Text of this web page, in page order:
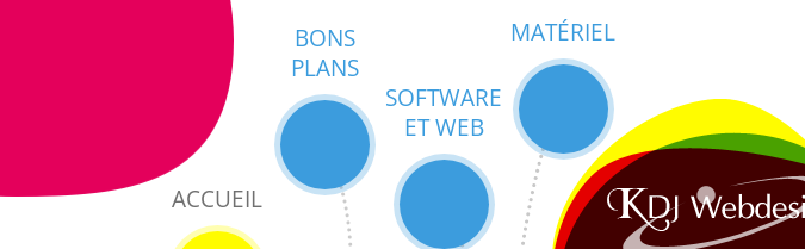
ACCUEIL
BONS
PLANS
SOFTWARE
ET WEB
MATÉRIEL